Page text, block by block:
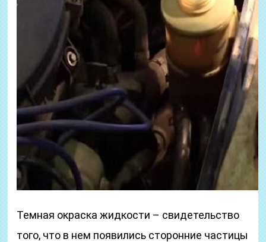
Темная окраска жидкости – свидетельство
того, что в нем появились сторонние частицы